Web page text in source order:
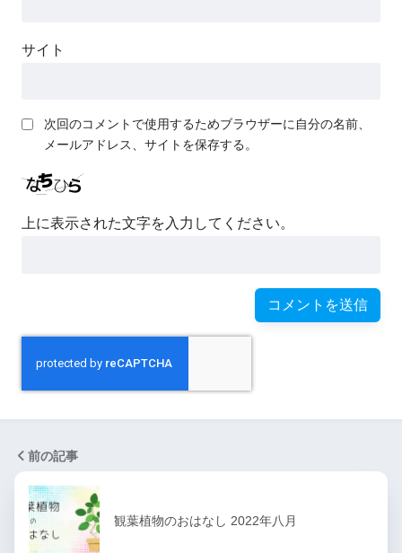
サイト
次回のコメントで使用するためブラウザーに自分の名前、
メールアドレス、サイトを保存する。
上に表示された文字を入力してください。
前の記事
観葉植物のおはなし 2022年八月